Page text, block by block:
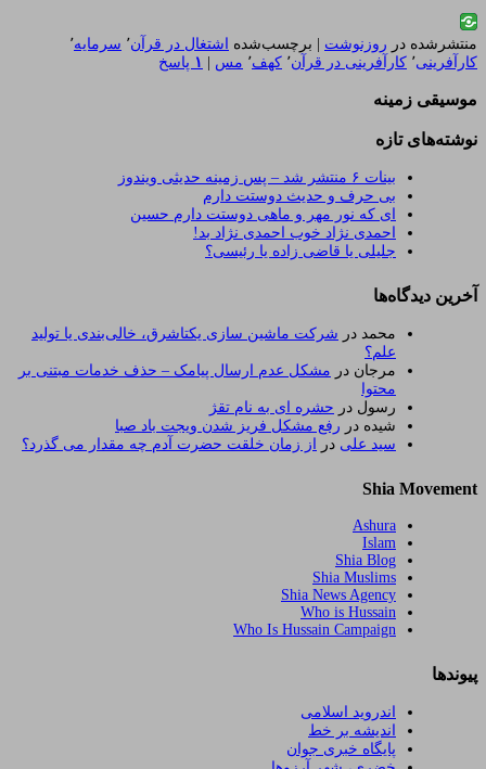
منتشرشده در روزنوشت برچسب‌شده اشتغال در قرآن٬ سرمایه٬
کارآفرینی٬ کارآفرینی در قرآن٬ کهف٬ مس ۱ پاسخ
موسیقی زمینه
نوشته‌های تازه
بینات ۶ منتشر شد – پس زمینه حدیثی ویندوز
بی حرف و حدیث دوستت دارم
ای که نور مهر و ماهی دوستت دارم حسین
احمدی نژاد خوب احمدی نژاد بد!
جلیلی یا قاضی زاده یا رئیسی؟
آخرین دیدگاه‌ها
محمد در شرکت ماشین سازی یکتاشرق، خالی‌بندی یا تولید
علم؟
مرجان در مشکل عدم ارسال پیامک – حذف خدمات مبتنی بر
محتوا
رسول در حشره ای به نام تقژ
شیده در رفع مشکل فریز شدن ویجت باد صبا
سید علی در از زمان خلقت حضرت آدم چه مقدار می گذرد؟
Shia Movement
Ashura
Islam
Shia Blog
Shia Muslims
Shia News Agency
Who is Hussain
Who Is Hussain Campaign
پیوندها
اندروید اسلامی
اندیشه بر خط
پایگاه خبری جوان